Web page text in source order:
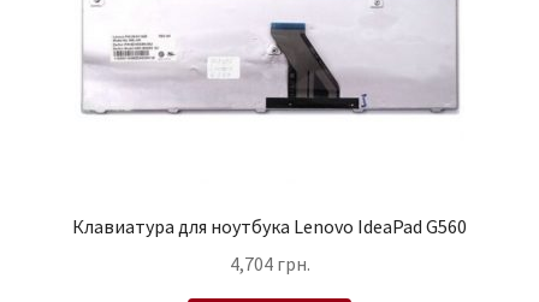
Клавиатура для ноутбука Lenovo IdeaPad G560
4,704 грн.